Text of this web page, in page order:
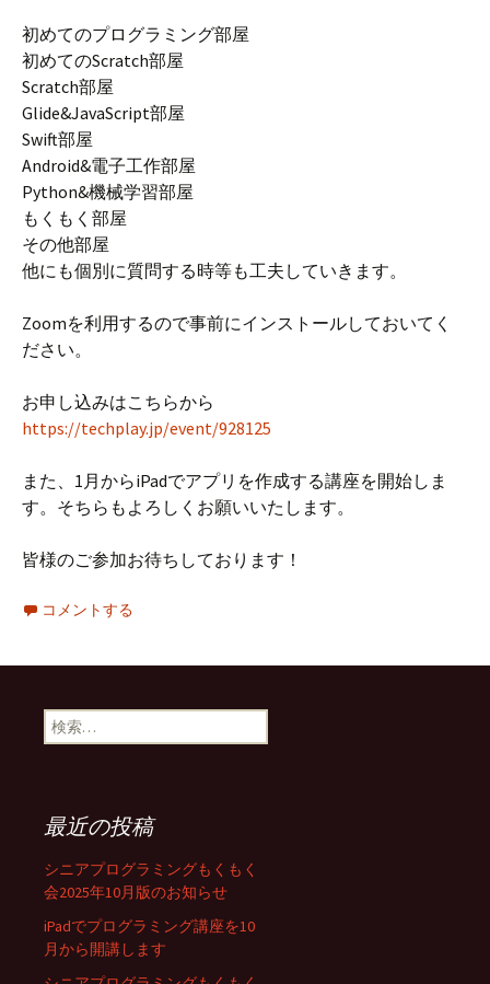
初めてのプログラミング部屋
初めてのScratch部屋
Scratch部屋
Glide&JavaScript部屋
Swift部屋
Android&電子工作部屋
Python&機械学習部屋
もくもく部屋
その他部屋
他にも個別に質問する時等も工夫していきます。
Zoomを利用するので事前にインストールしておいてく
ださい。
お申し込みはこちらから
https://techplay.jp/event/928125
また、1月からiPadでアプリを作成する講座を開始しま
す。そちらもよろしくお願いいたします。
皆様のご参加お待ちしております！
コメントする
検
索:
最近の投稿
シニアプログラミングもくもく
会2025年10月版のお知らせ
iPadでプログラミング講座を10
月から開講します